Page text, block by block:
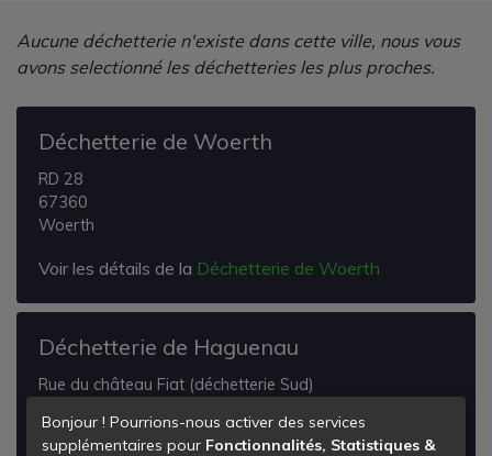
Aucune déchetterie n'existe dans cette ville, nous vous
avons selectionné les déchetteries les plus proches.
Déchetterie de Woerth
RD 28
67360
Woerth
Voir les détails de la Déchetterie de Woerth
Déchetterie de Haguenau
Rue du château Fiat (déchetterie Sud)
Haguenau
Bonjour ! Pourrions-nous activer des services
supplémentaires pour Fonctionnalités, Statistiques &